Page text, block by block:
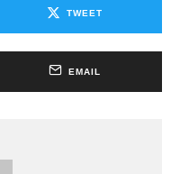
TWEET
EMAIL